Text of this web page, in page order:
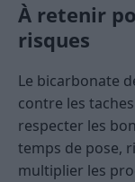
À retenir
risques
Le bicarbonate
contre les
respecter les
temps de pose,
multiplier les